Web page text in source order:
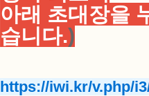
아래 초대장을
습니다.)
https://iwi.kr/v.php/